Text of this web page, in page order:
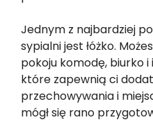
Jednym z najbardziej
sypialni jest łóżko.
pokoju komodę, biurko
które zapewnią ci
przechowywania i
mógł się rano